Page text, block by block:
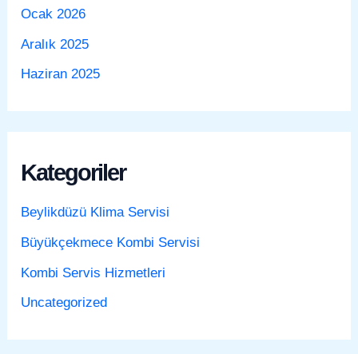
Ocak 2026
Aralık 2025
Haziran 2025
Kategoriler
Beylikdüzü Klima Servisi
Büyükçekmece Kombi Servisi
Kombi Servis Hizmetleri
Uncategorized